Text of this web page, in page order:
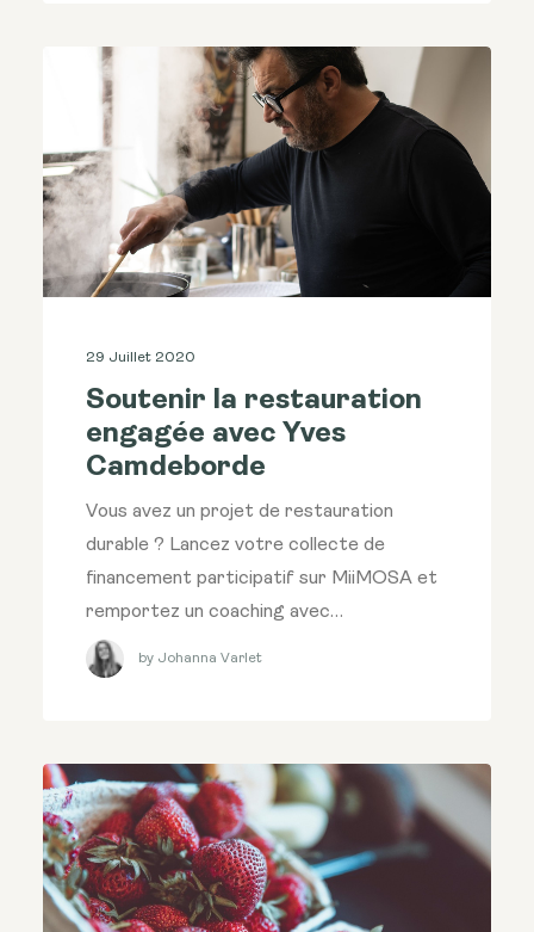
29 Juillet 2020
Soutenir la restauration
engagée avec Yves
Camdeborde
Vous avez un projet de restauration
durable ? Lancez votre collecte de
financement participatif sur MiiMOSA et
remportez un coaching avec…
by Johanna Varlet